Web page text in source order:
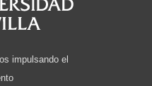
impulsando el